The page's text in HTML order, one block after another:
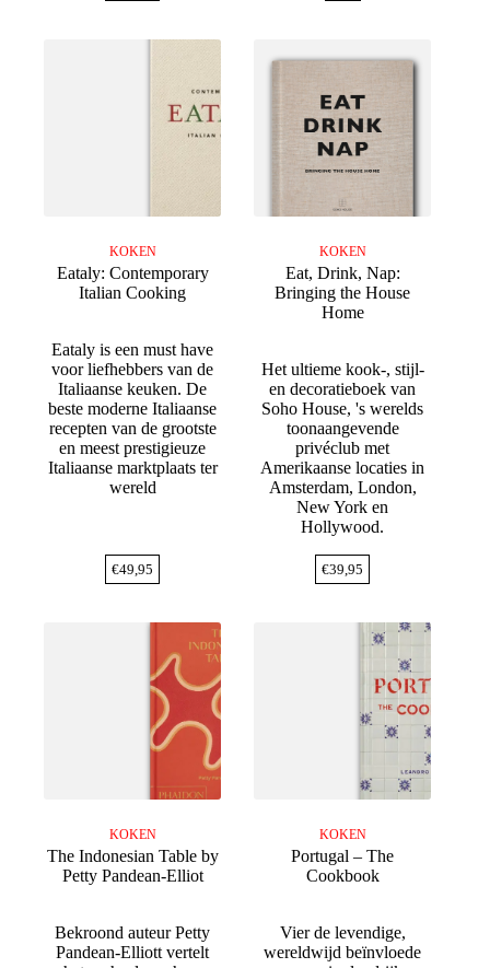
KOKEN
Eataly: Contemporary
Italian Cooking
Eataly is een must have
voor liefhebbers van de
Italiaanse keuken. De
beste moderne Italiaanse
recepten van de grootste
en meest prestigieuze
Italiaanse marktplaats ter
wereld
€49,95
KOKEN
Eat, Drink, Nap:
Bringing the House
Home
Het ultieme kook-, stijl-
en decoratieboek van
Soho House, 's werelds
toonaangevende
privéclub met
Amerikaanse locaties in
Amsterdam, London,
New York en
Hollywood.
€39,95
KOKEN
The Indonesian Table by
Petty Pandean-Elliot
Bekroond auteur Petty
Pandean-Elliott vertelt
KOKEN
Portugal – The
Cookbook
Vier de levendige,
wereldwijd beïnvloede